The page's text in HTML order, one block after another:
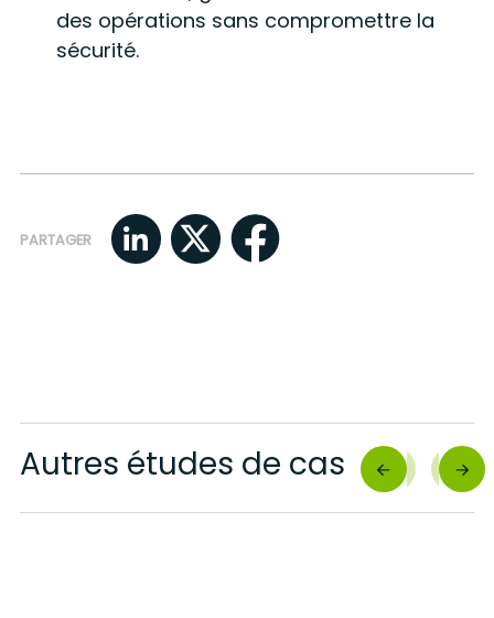
des opérations sans compromettre la
sécurité.
PARTAGER
Autres études de cas